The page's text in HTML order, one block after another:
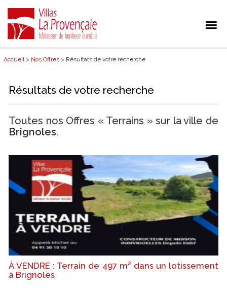
Accueil> Nos Offres > Résultats de votre recherche
Résultats de votre recherche
Toutes nos Offres « Terrains » sur la ville de
Brignoles.
À VENDRE : Terrain de 497 m² dans un lotissement
à Brignoles